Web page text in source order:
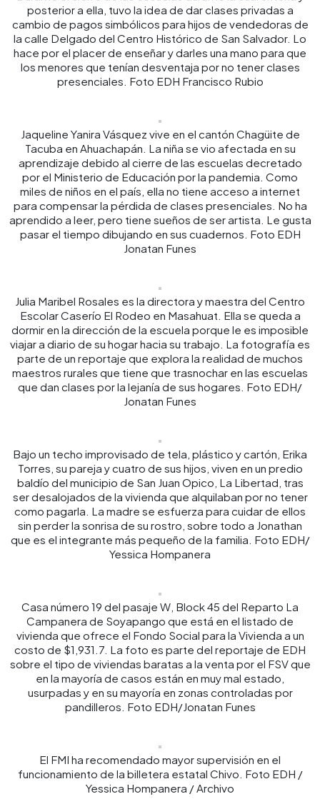
posterior a ella, tuvo la idea de dar clases privadas a
cambio de pagos simbólicos para hijos de vendedoras de
la calle Delgado del Centro Histórico de San Salvador. Lo
hace por el placer de enseñar y darles una mano para que
los menores que tenían desventaja por no tener clases
presenciales. Foto EDH Francisco Rubio
Jaqueline Yanira Vásquez vive en el cantón Chagüite de
Tacuba en Ahuachapán. La niña se vio afectada en su
aprendizaje debido al cierre de las escuelas decretado
por el Ministerio de Educación por la pandemia. Como
miles de niños en el país, ella no tiene acceso a internet
para compensar la pérdida de clases presenciales. No ha
aprendido a leer, pero tiene sueños de ser artista. Le gusta
pasar el tiempo dibujando en sus cuadernos. Foto EDH
Jonatan Funes
Julia Maribel Rosales es la directora y maestra del Centro
Escolar Caserío El Rodeo en Masahuat. Ella se queda a
dormir en la dirección de la escuela porque le es imposible
viajar a diario de su hogar hacia su trabajo. La fotografía es
parte de un reportaje que explora la realidad de muchos
maestros rurales que tiene que trasnochar en las escuelas
que dan clases por la lejanía de sus hogares. Foto EDH/
Jonatan Funes
Bajo un techo improvisado de tela, plástico y cartón, Erika
Torres, su pareja y cuatro de sus hijos, viven en un predio
baldío del municipio de San Juan Opico, La Libertad, tras
ser desalojados de la vivienda que alquilaban por no tener
como pagarla. La madre se esfuerza para cuidar de ellos
sin perder la sonrisa de su rostro, sobre todo a Jonathan
que es el integrante más pequeño de la familia. Foto EDH/
Yessica Hompanera
Casa número 19 del pasaje W, Block 45 del Reparto La
Campanera de Soyapango que está en el listado de
vivienda que ofrece el Fondo Social para la Vivienda a un
costo de $1,931.7. La foto es parte del reportaje de EDH
sobre el tipo de viviendas baratas a la venta por el FSV que
en la mayoría de casos están en muy mal estado,
usurpadas y en su mayoría en zonas controladas por
pandilleros. Foto EDH/Jonatan Funes
El FMI ha recomendado mayor supervisión en el
funcionamiento de la billetera estatal Chivo. Foto EDH /
Yessica Hompanera / Archivo